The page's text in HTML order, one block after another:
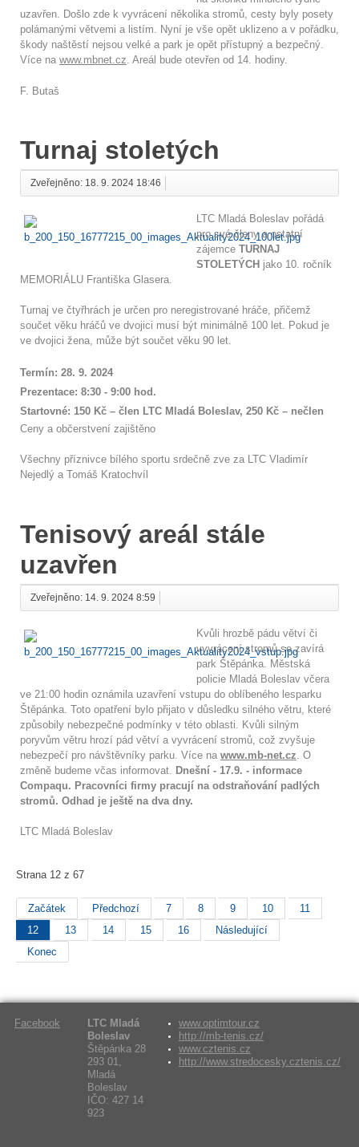
uzavřen. Došlo zde k vyvrácení několika stromů, cesty byly posety
polámanými větvemi a listím. Nyní je vše opět uklizeno a v pořádku,
škody naštěstí nejsou velké a park je opět přístupný a bezpečný.
Více na www.mbnet.cz. Areál bude otevřen od 14. hodiny.
F. Butaš
Turnaj stoletých
Zveřejněno: 18. 9. 2024 18:46
LTC Mladá Boleslav pořádá
pro své členy a ostatní
zájemce TURNAJ
STOLETÝCH jako 10. ročník
MEMORIÁLU Františka Glasera.
Turnaj ve čtyřhrách je určen pro neregistrované hráče, přičemž
součet věku hráčů ve dvojici musí být minimálně 100 let. Pokud je
ve dvojici žena, může být součet věku 90 let.
Termín: 28. 9. 2024
Prezentace: 8:30 - 9:00 hod.
Startovné: 150 Kč – člen LTC Mladá Boleslav, 250 Kč – nečlen
Ceny a občerstvení zajištěno
Všechny příznivce bílého sportu srdečně zve za LTC Vladimír
Nejedlý a Tomáš Kratochvíl
Tenisový areál stále
uzavřen
Zveřejněno: 14. 9. 2024 8:59
Kvůli hrozbě pádu větví či
vyvrácení stromů se zavírá
park Štěpánka. Městská
policie Mladá Boleslav včera
ve 21:00 hodin oznámila uzavření vstupu do oblíbeného lesparku
Štěpánka. Toto opatření bylo přijato v důsledku silného větru, které
způsobily nebezpečné podmínky v této oblasti. Kvůli silným
poryvům větru hrozí pád větví a vyvrácení stromů, což zvyšuje
nebezpečí pro návštěvníky parku. Více na www.mb-net.cz . O
změně budeme včas informovat. Dnešní - 17.9. - informace
Compaqu. Pracovníci firmy pracují na odstraňování padlých
stromů. Odhad je ještě na dva dny.
LTC Mladá Boleslav
Strana 12 z 67
Začátek Předchozí 7 8 9 10
11
12
13 14 15 16
Následující
Konec
Facebook
LTC Mladá
Boleslav
Štěpánka 28
293 01,
Mladá
Boleslav
IČO: 427 14
923
www.optimtour.cz
http://mb-tenis.cz/
www.cztenis.cz
http://www.stredocesky.cztenis.cz/